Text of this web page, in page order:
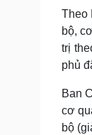
Nhi
Nam
Làm
Cải
Theo
bộ,
trị
phủ
Ban
cơ
bộ